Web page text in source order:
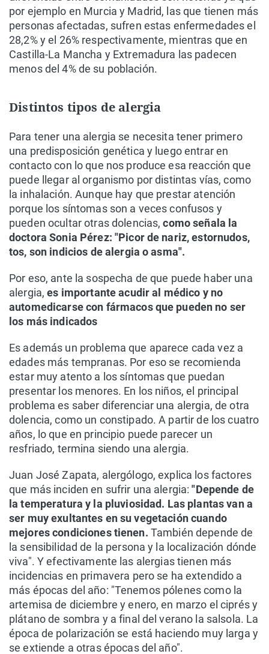
por ejemplo en Murcia y Madrid, las que tienen más
personas afectadas, sufren estas enfermedades el
28,2% y el 26% respectivamente, mientras que en
Castilla-La Mancha y Extremadura las padecen
menos del 4% de su población.
Distintos tipos de alergia
Para tener una alergia se necesita tener primero
una predisposición genética y luego entrar en
contacto con lo que nos produce esa reacción que
puede llegar al organismo por distintas vías, como
la inhalación. Aunque hay que prestar atención
porque los síntomas son a veces confusos y
pueden ocultar otras dolencias,como señala la
doctora Sonia Pérez: "Picor de nariz, estornudos,
tos, son indicios de alergia o asma".
Por eso, ante la sospecha de que puede haber una
alergia,es importante acudir al médico y no
automedicarse con fármacos que pueden no ser
los más indicados
Es además un problema que aparece cada vez a
edades más tempranas. Por eso se recomienda
estar muy atento a los síntomas que puedan
presentar los menores. En los niños, el principal
problema es saber diferenciar una alergia, de otra
dolencia, como un constipado. A partir de los cuatro
años, lo que en principio puede parecer un
resfriado, termina siendo una alergia.
Juan José Zapata, alergólogo, explica los factores
que más inciden en sufrir una alergia: "Depende de
la temperatura y la pluviosidad. Las plantas van a
ser muy exultantes en su vegetación cuando
mejores condiciones tienen. También depende de
la sensibilidad de la persona y la localización dónde
viva". Y efectivamente las alergias tienen más
incidencias en primavera pero se ha extendido a
más épocas del año: "Tenemos pólenes como la
artemisa de diciembre y enero, en marzo el ciprés y
plátano de sombra y a final del verano la salsola. La
época de polarización se está haciendo muy larga y
se extiende a otras épocas del año".